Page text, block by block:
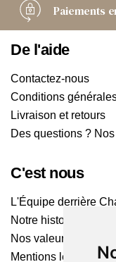
Paiements
De l'aide
Contactez-nous
Conditions
Livraison et retours
Des questions ?
C'est nous
L'Équipe derrière
Notre histoire
Nos valeurs
Mentions légales